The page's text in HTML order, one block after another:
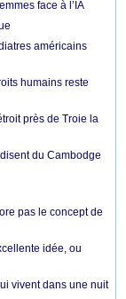
face à l’IA
américains
humains reste
près de Troie la
du Cambodge
pas le concept de
idée, ou
vivent dans une nuit